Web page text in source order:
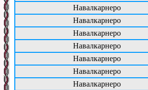
Навалкарнеро
Навалкарнеро
Навалкарнеро
Навалкарнеро
Навалкарнеро
Навалкарнеро
Навалкарнеро